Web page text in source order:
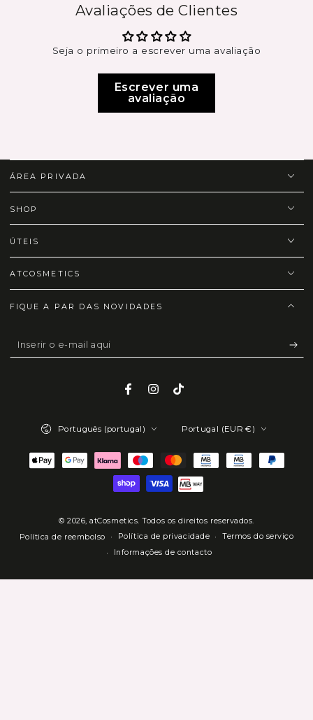
Avaliações de Clientes
Seja o primeiro a escrever uma avaliação
Escrever uma
avaliação
ÁREA PRIVADA
SHOP
ÚTEIS
ATCOSMETICS
FIQUE A PAR DAS NOVIDADES
Inserir
o
Facebook
Instagram
TikTok
© 2026,atCosmetics. Todos os direitos reservados.
Política de reembolso
Política de privacidade
Termos do serviço
Informações de contacto
Português (portugal) Portugal (EUR €)
Métodos